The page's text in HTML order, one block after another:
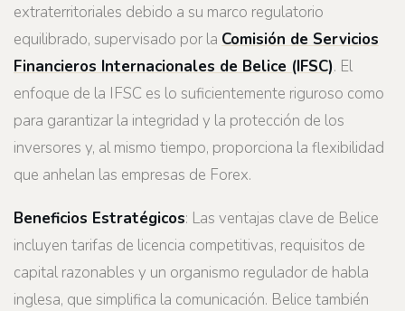
extraterritoriales debido a su marco regulatorio
equilibrado, supervisado por la Comisión de Servicios
Financieros Internacionales de Belice (IFSC). El
enfoque de la IFSC es lo suficientemente riguroso como
para garantizar la integridad y la protección de los
inversores y, al mismo tiempo, proporciona la flexibilidad
que anhelan las empresas de Forex.
Beneficios Estratégicos: Las ventajas clave de Belice
incluyen tarifas de licencia competitivas, requisitos de
capital razonables y un organismo regulador de habla
inglesa, que simplifica la comunicación. Belice también